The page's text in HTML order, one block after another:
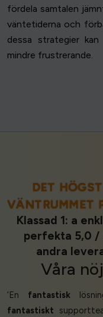
fördela samtalen
väntetiderna och
dessa strategier
mindre frustrerande.
DET
VÄNTRUMMET
Klassad 1: a
perfekta 5,0 /
andra
Våra
‘En fantastisk
fantastiskt